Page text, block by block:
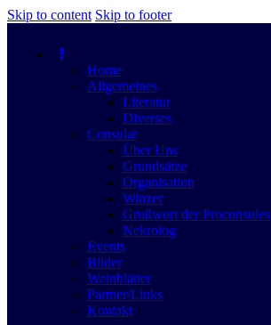
Skip to content Skip to footer
Home
Allgemeines
Literatur
Diverses
Consulat
Über Uns
Grundsätze
Organisation
Winzer
Grußwort der Proconsules
Nekrolog
Events
Bilder
Weinblätter
Partner/Links
Kontakt